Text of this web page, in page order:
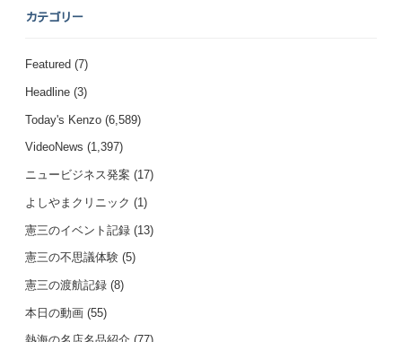
カテゴリー
Featured (7)
Headline (3)
Today's Kenzo (6,589)
VideoNews (1,397)
ニュービジネス発案 (17)
よしやまクリニック (1)
憲三のイベント記録 (13)
憲三の不思議体験 (5)
憲三の渡航記録 (8)
本日の動画 (55)